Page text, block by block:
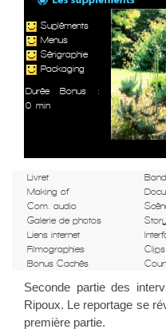
Supléments
Menus
Sérigraphie
Packaging
Durée Bonus :
0 min
Livret
Making of
Com. audio
Galerie de photos
Liens internet
Filmographies
Bonus Cachés
Seconde partie des
Ripoux. Le reportage se
première partie.